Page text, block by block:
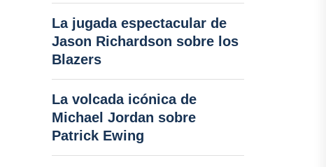
La jugada espectacular de
Jason Richardson sobre los
Blazers
La volcada icónica de
Michael Jordan sobre
Patrick Ewing